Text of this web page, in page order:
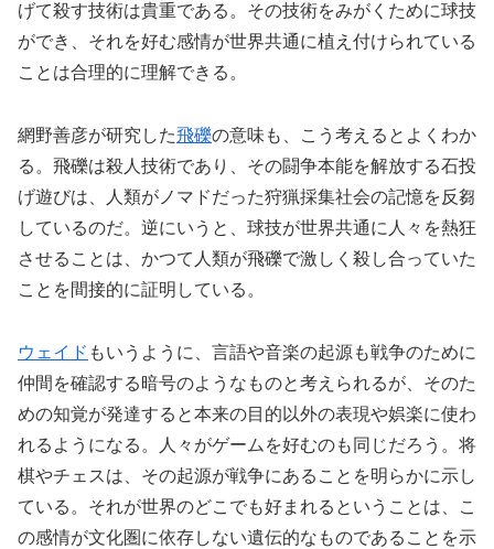
げて殺す技術は貴重である。その技術をみがくために球技
ができ、それを好む感情が世界共通に植え付けられている
ことは合理的に理解できる。
網野善彦が研究した飛礫の意味も、こう考えるとよくわか
る。飛礫は殺人技術であり、その闘争本能を解放する石投
げ遊びは、人類がノマドだった狩猟採集社会の記憶を反芻
しているのだ。逆にいうと、球技が世界共通に人々を熱狂
させることは、かつて人類が飛礫で激しく殺し合っていた
ことを間接的に証明している。
ウェイド もいうように、言語や音楽の起源も戦争のために
仲間を確認する暗号のようなものと考えられるが、そのた
めの知覚が発達すると本来の目的以外の表現や娯楽に使わ
れるようになる。人々がゲームを好むのも同じだろう。将
棋やチェスは、その起源が戦争にあることを明らかに示し
ている。それが世界のどこでも好まれるということは、こ
の感情が文化圏に依存しない遺伝的なものであることを示